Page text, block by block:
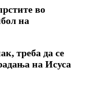
во
на
треба да се
на Исуса